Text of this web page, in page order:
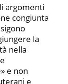
argomenti
congiunta
la
nella
e non
e